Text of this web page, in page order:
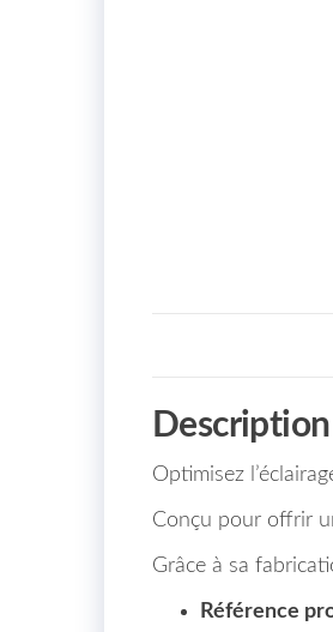
Description
Optimisez
Conçu pour offrir
Grâce à sa
Référence